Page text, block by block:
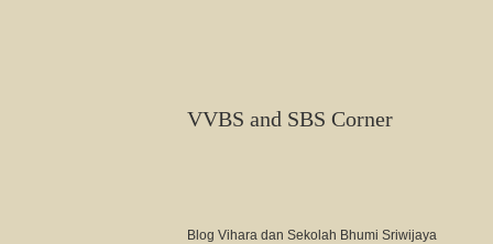
VVBS and SBS Corner
Blog Vihara dan Sekolah Bhumi Sriwijaya